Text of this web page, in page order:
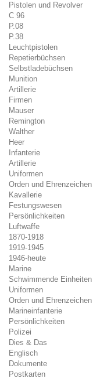
Pistolen und Revolver
C 96
P.08
P.38
Leuchtpistolen
Repetierbüchsen
Selbstladebüchsen
Munition
Artillerie
Firmen
Mauser
Remington
Walther
Heer
Infanterie
Artillerie
Uniformen
Orden und Ehrenzeichen
Kavallerie
Festungswesen
Persönlichkeiten
Luftwaffe
1870-1918
1919-1945
1946-heute
Marine
Schwimmende Einheiten
Uniformen
Orden und Ehrenzeichen
Marineinfanterie
Persönlichkeiten
Polizei
Dies & Das
Englisch
Dokumente
Postkarten